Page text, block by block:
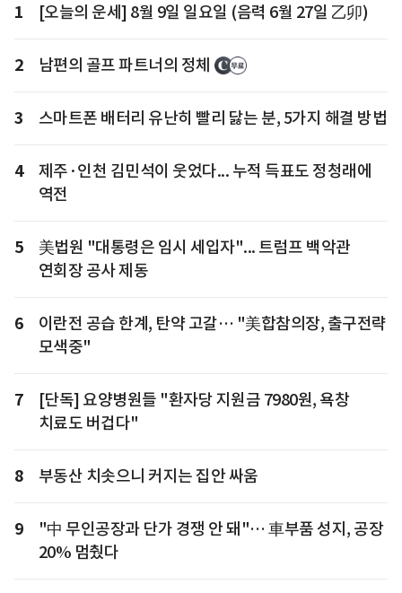
1 [오늘의 운세] 8월 9일 일요일 (음력 6월 27일 乙卯)
2 남편의 골프 파트너의 정체
3 스마트폰 배터리 유난히 빨리 닳는 분, 5가지 해결 방법
4
제주·인천 김민석이 웃었다... 누적 득표도 정청래에
역전
5
美법원 "대통령은 임시 세입자"... 트럼프 백악관
연회장 공사 제동
6
이란전 공습 한계, 탄약 고갈… "美합참의장, 출구전략
모색중"
7
[단독] 요양병원들 "환자당 지원금 7980원, 욕창
치료도 버겁다"
8 부동산 치솟으니 커지는 집안 싸움
9
"中 무인공장과 단가 경쟁 안 돼"… 車부품 성지, 공장
20% 멈췄다